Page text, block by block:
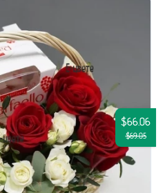
$66.06
$69.05